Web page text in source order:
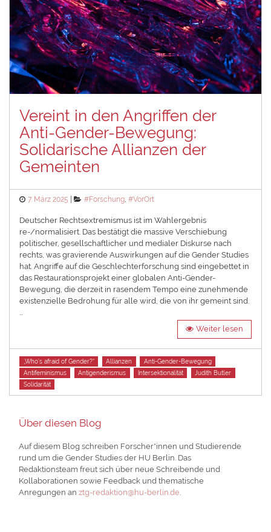
Vereint in den Angriffen der
Anti-Gender-Bewegung:
Solidarische Allianzen der
Gemeinten
Posted
7. März 2025 Categories
#Forschung,#VorOrt
Deutscher Rechtsextremismus ist im Wahlergebnis
re-/normalisiert. Das bestätigt die massive Verschiebung
politischer, gesellschaftlicher und medialer Diskurse nach
rechts, was gravierende Auswirkungen auf die Gender Studies
hat. Angriffe auf die Geschlechterforschung sind eingebettet in
das Restaurationsprojekt einer globalen Anti-Gender-
Bewegung, die derzeit in rasendem Tempo eine zunehmende
existenzielle Bedrohung für alle wird, die von ihr gemeint sind.
…
Weiter lesen
Tags
„Who’s afraid of Gender?“ Allianzen
Anti-Gender-Bewegung
Antifeminismus
Antigenderismus Intersektionalität
Judith Butler
Solidarität
Über diesen Blog
Auf diesem Blog schreiben Forscher*innen und Studierende
rund um die Gender Studies der HU Berlin. Das
Redaktionsteam freut sich über neue Schreibende und
Kollaborationen sowie Feedback und thematische
Anregungen anztg-redaktion@hu-berlin.de